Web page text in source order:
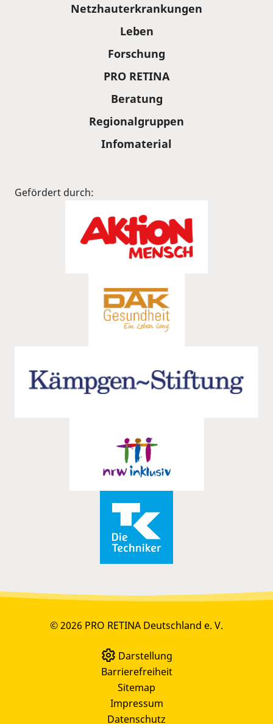
Netzhauterkrankungen
Leben
Forschung
PRO RETINA
Beratung
Regionalgruppen
Infomaterial
Gefördert durch:
© 2026 PRO RETINA Deutschland e. V.
Darstellung
Barrierefreiheit
Sitemap
Impressum
Datenschutz